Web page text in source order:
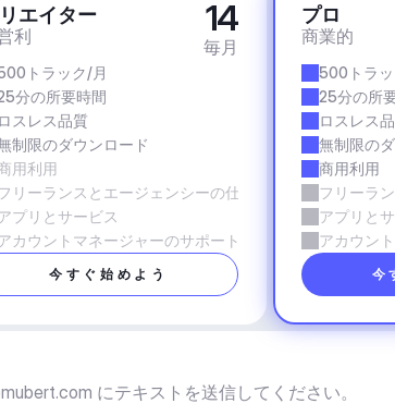
エイター
利 14
毎月
トラック/月
分の所要時間
ロスレス品質
制限のダウンロード
用利用
リーランスとエージェンシーの仕事
アプリとサービス
アカウントマネージャーのサポート
今すぐ始めよう
プロ
商業的
500トラッ
25分の所
ロスレス
無制限の
商用利用
フリーラ
アプリと
アカウン
今
にテキストを送信してください。